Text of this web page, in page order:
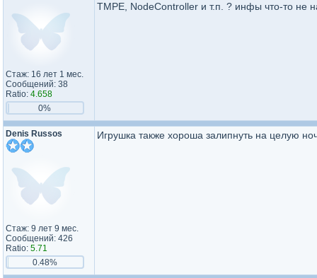
Стаж: 16 лет 1 мес.
Сообщений: 38
Ratio: 4.658
0%
TMPE, NodeController и т.п. ? инфы что-то не
Denis Russos
Стаж: 9 лет 9 мес.
Сообщений: 426
Ratio: 5.71
0.48%
Игрушка также хороша залипнуть на целую